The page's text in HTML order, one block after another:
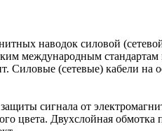
наводок силовой
международным
Силовые (сетевые) кабели на
сигнала от
цвета. Двухслойная обмотка